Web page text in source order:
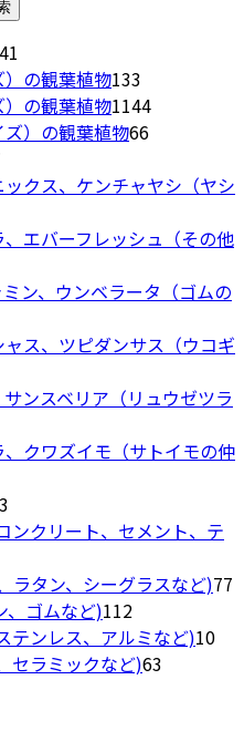
エ
ー
シ
ョ
ン
あ
ま
オ
シ
ン
商
ー
か
ら
選
択
複
数
の
バ
エ
シ
ン
あ
ま
オ
ョ
は
商
品
ペ
個
の
商
の観葉植物133
個
の
品
の観葉植物11441144
商
）の観葉植物6666
の
品
個
商
クス、ケンチャヤシ（ヤシ
エバーフレッシュ（その他
ン、ウンベラータ（ゴムの
ス、ツピダンサス（ウコギ
ンスベリア（リュウゼツラ
クワズイモ（サトイモの仲
個
商
品
ンクリート、セメント、テ
ラタン、シーグラスなど)77
、ゴムなど)112112
個
の
テンレス、アルミなど)1010
セラミックなど)63